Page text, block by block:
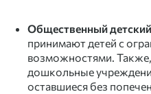
Общественный
принимают детей с
возможностями.
дошкольные
оставшиеся без